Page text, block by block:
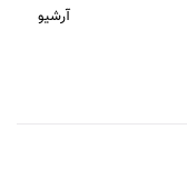
آرشیو